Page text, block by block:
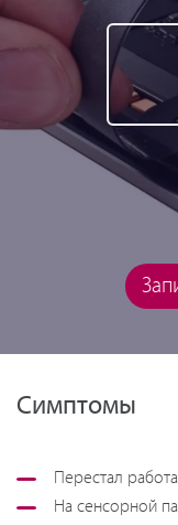
Симптомы
Перестал
На сенсорной